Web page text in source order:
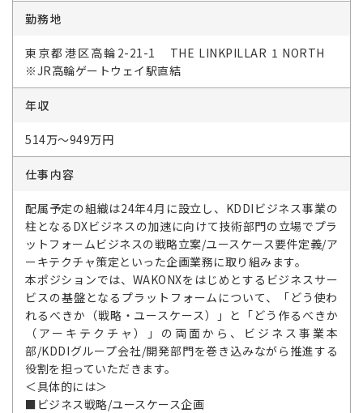
勤務地
東京都港区高輪2-21-1 THE LINKPILLAR 1 NORTH
※JR高輪ゲートウェイ駅直結
年収
514万～949万円
仕事内容
配属予定の組織は24年4月に設立し、KDDIビジネス事業の
柱となるDXビジネスの加速に向けて技術部門の立場でプラ
ットフォームビジネスの戦略立案/ユースケース要件定義/ア
ーキテクチャ策定といった企画業務に取り組みます。
本ポジションでは、WAKONXをはじめとするビジネスサー
ビスの基盤となるプラットフォームについて、「どう使わ
れるべきか（戦略・ユースケース）」と「どう作るべきか
（アーキテクチャ）」の両面から、ビジネス事業本
部/KDDIグループ会社/開発部門を巻き込みながら推進する
役割を担っていただきます。
＜具体的には＞
■ビジネス戦略/ユースケース企画